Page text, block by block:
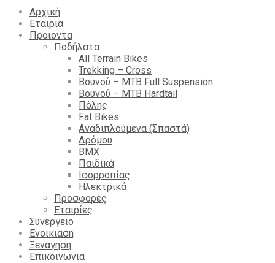
Αρχική
Εταιρια
Προιοντα
Ποδήλατα
All Terrain Bikes
Trekking – Cross
Βουνού – MTB Full Suspension
Βουνού – MTB Hardtail
Πόλης
Fat Bikes
Αναδιπλούμενα (Σπαστά)
Δρόμου
BMX
Παιδικά
Ισορροπίας
Ηλεκτρικά
Προσφορές
Εταιρίες
Συνεργειο
Ενοικιαση
Ξεναγηση
Επικοινωνια